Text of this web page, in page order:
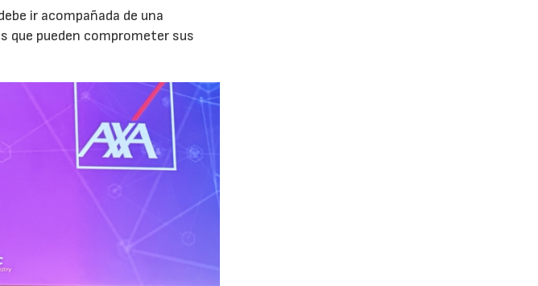
ir acompañada de una
que pueden comprometer sus